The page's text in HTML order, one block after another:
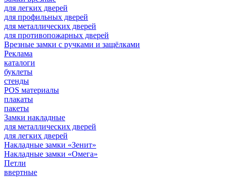
для легких дверей
для профильных дверей
для металлических дверей
для противопожарных дверей
Врезные замки с ручками и защёлками
Реклама
каталоги
буклеты
стенды
POS материалы
плакаты
пакеты
Замки накладные
для металлических дверей
для легких дверей
Накладные замки «Зенит»
Накладные замки «Омега»
Петли
ввертные